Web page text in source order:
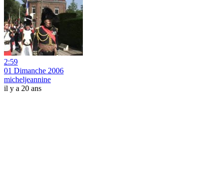
2:59
01 Dimanche 2006
micheljeannine
il y a 20 ans